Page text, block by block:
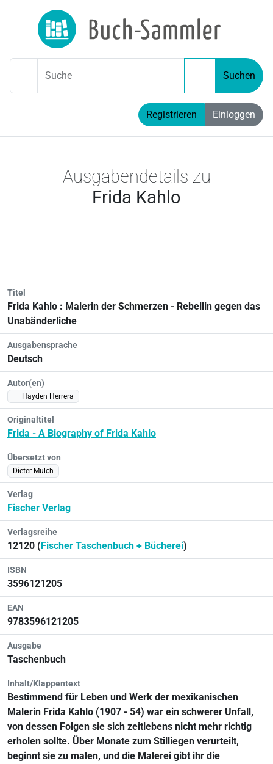
Suche Suchen
Registrieren Einloggen
Ausgabendetails zu
Frida Kahlo
Titel
Frida Kahlo : Malerin der Schmerzen - Rebellin gegen das
Unabänderliche
Ausgabensprache
Deutsch
Autor(en)
Hayden Herrera
Originaltitel
Frida - A Biography of Frida Kahlo
Übersetzt von
Dieter Mulch
Verlag
Fischer Verlag
Verlagsreihe
12120 ( Fischer Taschenbuch + Bücherei)
ISBN
3596121205
EAN
9783596121205
Ausgabe
Taschenbuch
Inhalt/Klappentext
Bestimmend für Leben und Werk der mexikanischen
Malerin Frida Kahlo (1907 - 54) war ein schwerer Unfall,
von dessen Folgen sie sich zeitlebens nicht mehr richtig
erholen sollte. Über Monate zum Stilliegen verurteilt,
beginnt sie zu malen, und die Malerei gibt ihr die